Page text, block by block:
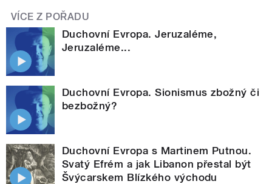
VÍCE Z POŘADU
Duchovní Evropa. Jeruzaléme,
Jeruzaléme...
Duchovní Evropa. Sionismus zbožný či
bezbožný?
Duchovní Evropa s Martinem Putnou.
Svatý Efrém a jak Libanon přestal být
Švýcarskem Blízkého východu